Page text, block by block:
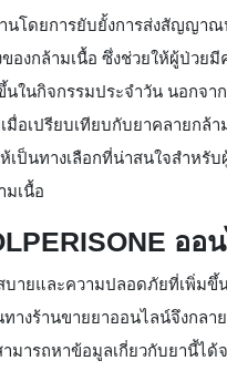
นโดยการยับยั้งการส่งสัญญา
ของกล้ามเนื้อ ซึ่งช่วยให้ผู้ป่วยมี
ในกิจกรรมประจำวัน นอกจา
มื่อเปรียบเทียบกับยาคลายกล้า
เป็นทางเลือกที่น่าสนใจสำหรั
เนื้อ
ออ
บายและความปลอดภัยที่เพิ่มขึ้
ทางร้านขายยาออนไลน์จึงกลา
มารถหาข้อมูลเกี่ยวกับยานี้ได้